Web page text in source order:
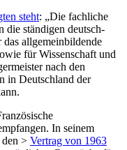
steht: „Die fachliche
die ständigen deutsch-
allgemeinbildende
für Wissenschaft und
nach den
in Deutschland der
In seinem
> Vertrag von 1963